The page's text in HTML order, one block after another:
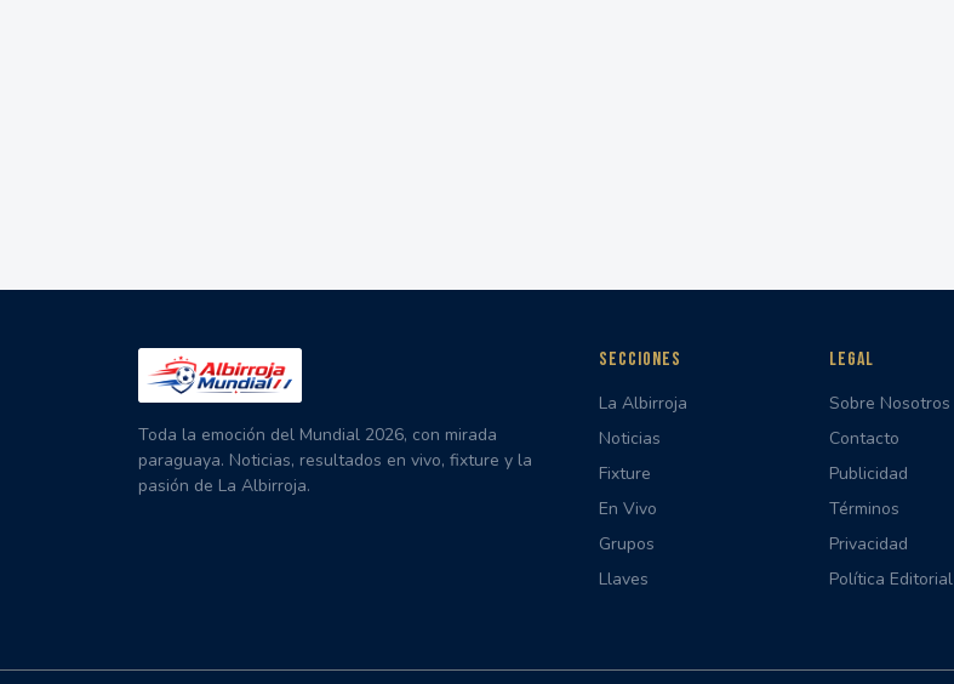
Toda la emoción del Mundial 2026, con mirada
paraguaya. Noticias, resultados en vivo, fixture y la
pasión de La Albirroja.
SECCIONES
La Albirroja
Noticias
Fixture
En Vivo
Grupos
Llaves
LEGAL
Sobre Nosotros
Contacto
Publicidad
Términos
Privacidad
Política Editorial